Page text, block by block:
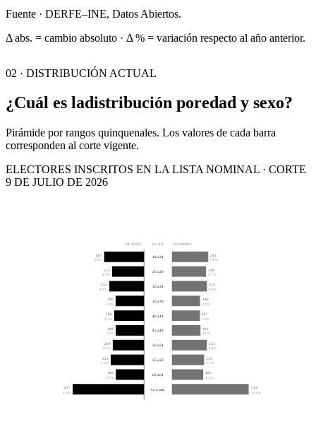
Fuente · DERFE–INE, Datos Abiertos.
Δ abs. = cambio absoluto · Δ % = variación respecto al año anterior.
02 · DISTRIBUCIÓN ACTUAL
¿Cuál es ladistribución poredad y sexo?
Pirámide por rangos quinquenales. Los valores de cada barra
corresponden al corte vigente.
ELECTORES INSCRITOS EN LA LISTA NOMINAL · CORTE
9 DE JULIO DE 2026
MUJERES EDAD HOMBRES
267
5.5%
243
5.0%
18 a 24
214
4.4%
228
4.7%
25 a 29
232
4.8%
234
4.8%
30 a 34
190
3.9%
188
3.9%
35 a 39
200
4.1%
187
3.9%
40 a 44
189
3.9%
191
4.0%
45 a 49
209
4.3%
233
4.8%
50 a 54
223
4.6%
215
4.5%
55 a 59
189
3.9%
209
4.3%
60 a 64
477
9.9%
513
10.6%
65 o más